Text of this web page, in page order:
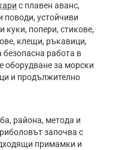
с плавен аванс,
поводи, устойчиви
куки, попери, стикове,
клещи, ръкавици,
безопасна работа в
оборудване за морски
и продължително
района, метода и
започва с
примамки и